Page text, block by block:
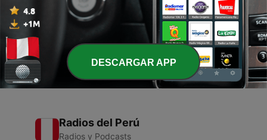
10 jul. 2020
1 Carta para mí
08 jul. 2020
Radios del Perú
Radios y Podcasts
DESCARGAR APP